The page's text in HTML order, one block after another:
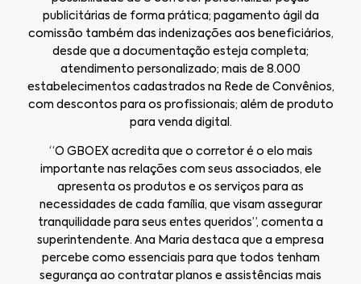
publicitárias de forma prática; pagamento ágil da
comissão também das indenizações aos beneficiários,
desde que a documentação esteja completa;
atendimento personalizado; mais de 8.000
estabelecimentos cadastrados na Rede de Convênios,
com descontos para os profissionais; além de produto
para venda digital.
“O GBOEX acredita que o corretor é o elo mais
importante nas relações com seus associados, ele
apresenta os produtos e os serviços para as
necessidades de cada família, que visam assegurar
tranquilidade para seus entes queridos”, comenta a
superintendente. Ana Maria destaca que a empresa
percebe como essenciais para que todos tenham
segurança ao contratar planos e assistências mais